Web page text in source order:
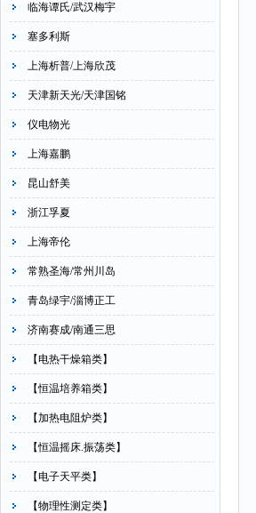
临海谭氏/武汉梅宇
塞多利斯
上海析普/上海欣茂
天津新天光/天津国铭
仪电物光
上海嘉鹏
昆山舒美
浙江孚夏
上海帝伦
常熟圣海/常州川岛
青岛绿宇/淄博正工
济南赛成/南通三思
【电热干燥箱类】
【恒温培养箱类】
【加热电阻炉类】
【恒温摇床.振荡类】
【电子天平类】
【物理性测定类】